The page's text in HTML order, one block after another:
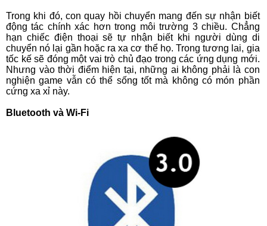
Trong khi đó, con quay hồi chuyển mang đến sự nhận biết
động tác chính xác hơn trong môi trường 3 chiều. Chẳng
hạn chiếc điện thoại sẽ tự nhận biết khi người dùng di
chuyển nó lại gần hoặc ra xa cơ thể họ. Trong tương lai, gia
tốc kế sẽ đóng một vai trò chủ đạo trong các ứng dụng mới.
Nhưng vào thời điểm hiện tại, những ai không phải là con
nghiện game vẫn có thể sống tốt mà không có món phần
cứng xa xỉ này.
Bluetooth và Wi-Fi